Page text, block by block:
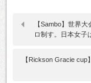
【Sambo】世界
ロ制す。日本女子
【Rickson Gracie